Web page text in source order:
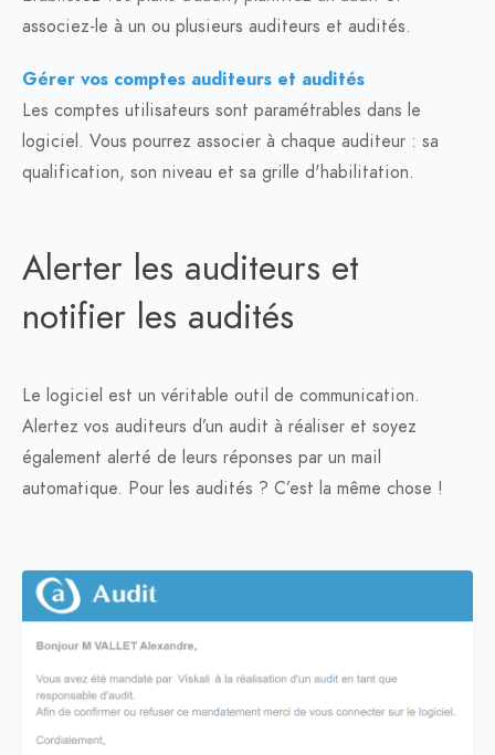
associez-le à un ou plusieurs auditeurs et audités.
Gérer vos comptes auditeurs et audités
Les comptes utilisateurs sont paramétrables dans le
logiciel. Vous pourrez associer à chaque auditeur : sa
qualification, son niveau et sa grille d'habilitation.
Alerter les auditeurs et
notifier les audités
Le logiciel est un véritable outil de communication.
Alertez vos auditeurs d’un audit à réaliser et soyez
également alerté de leurs réponses par un mail
automatique. Pour les audités ? C’est la même chose !